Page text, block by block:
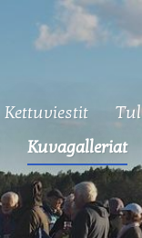
Kettuviestit
Kuvagalleriat